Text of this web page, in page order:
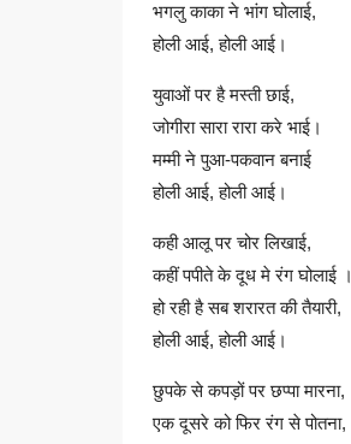
भगलु काका ने भांग घोलाई,
होली आई, होली आई।
युवाओं पर है मस्ती छाई,
जोगीरा सारा रारा करे भाई।
मम्मी ने पुआ-पकवान बनाई
होली आई, होली आई।
कही आलू पर चोर लिखाई,
कहीं पपीते के दूध मे रंग घोलाई ।
हो रही है सब शरारत की तैयारी,
होली आई, होली आई।
छुपके से कपड़ों पर छप्पा मारना,
एक दूसरे को फिर रंग से पोतना,